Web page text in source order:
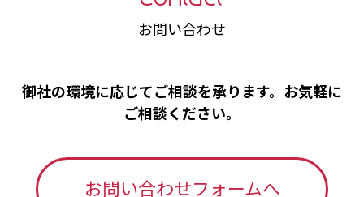
お問い合わせ
御社の環境に応じてご相談を承ります。お気軽に
ご相談ください。
お問い合わせフォームへ